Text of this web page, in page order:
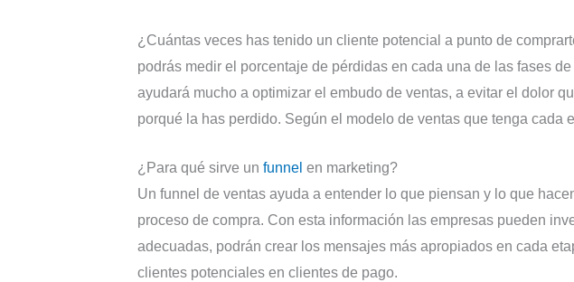
¿Cuántas veces has tenido un cliente potencial a punto de
podrás medir el porcentaje de pérdidas en cada una de las fases
ayudará mucho a optimizar el embudo de ventas, a evitar el dolor
porqué la has perdido. Según el modelo de ventas que tenga cada
¿Para qué sirve un funnel en marketing?
Un funnel de ventas ayuda a entender lo que piensan y lo que
proceso de compra. Con esta información las empresas pueden
adecuadas, podrán crear los mensajes más apropiados en cada
clientes potenciales en clientes de pago.